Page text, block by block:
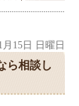
月15日 日曜日
ら相談し